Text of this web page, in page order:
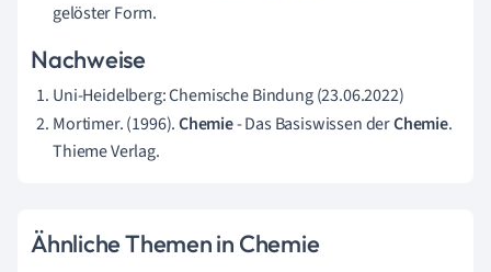
gelöster Form.
Nachweise
Uni-Heidelberg: Chemische Bindung (23.06.2022)
Mortimer. (1996).Chemie- Das Basiswissen derChemie.
Thieme Verlag.
Ähnliche Themen in Chemie